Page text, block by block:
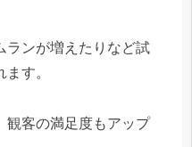
ランが増えたりなど試
す。
観客の満足度もアップ